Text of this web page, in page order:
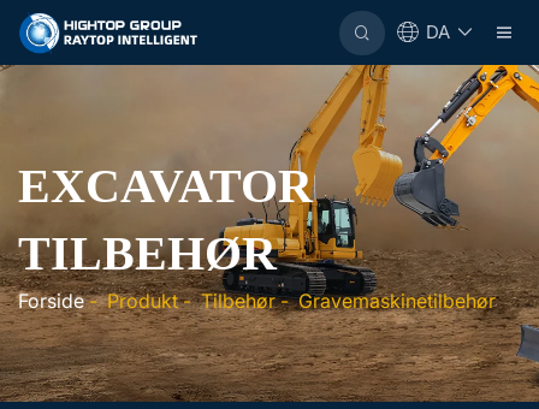
DA
EXCAVATOR
TILBEHØR
Forside-Produkt-Tilbehør-Gravemaskinetilbehør